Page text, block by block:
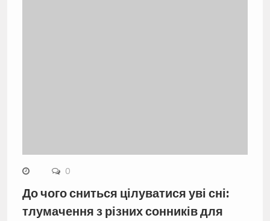
0
До чого сниться цілуватися уві сні:
тлумачення з різних сонників для